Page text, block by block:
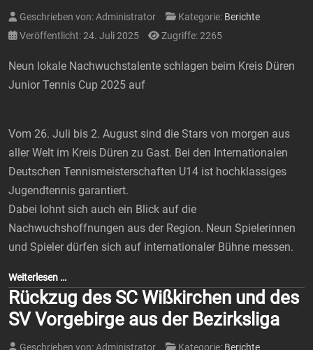
Geschrieben von:Administrator Kategorie: Berichte
Veröffentlicht: 24. Juli 2025
Zugriffe: 2265
Neun lokale Nachwuchstalente schlagen beim Kreis Düren
Junior Tennis Cup 2025 auf
Vom 26. Juli bis 2. August sind die Stars von morgen aus
aller Welt im Kreis Düren zu Gast. Bei den Internationalen
Deutschen Tennismeisterschaften U14 ist hochklassiges
Jugendtennis garantiert.
Dabei lohnt sich auch ein Blick auf die
Nachwuchshoffnungen aus der Region. Neun Spielerinnen
und Spieler dürfen sich auf internationaler Bühne messen.
Weiterlesen …
Rückzug des SC Wißkirchen und des
SV Vorgebirge aus der Bezirksliga